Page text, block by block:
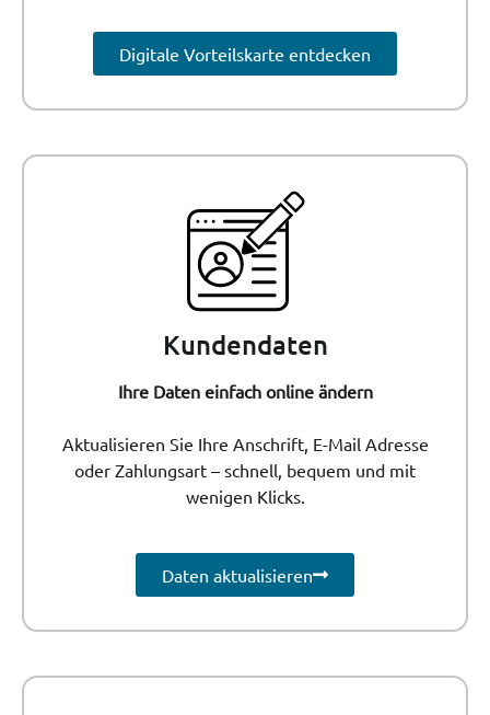
Digitale Vorteilskarte entdecken
Kundendaten
Ihre Daten einfach online ändern
Aktualisieren Sie Ihre Anschrift, E-Mail Adresse
oder Zahlungsart – schnell, bequem und mit
wenigen Klicks.
Daten aktualisieren